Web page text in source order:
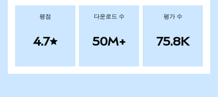
평점
4.7
다운로드 수
50M+
평가 수
75.8K